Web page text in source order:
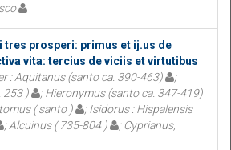
tres prosperi: primus et ij.us de
vita: tercius de viciis et virtutibus
: Aquitanus (santo ca. 390-463)
;
253 )
; Hieronymus (santo ca. 347-419)
( santo )
; Isidorus : Hispalensis
; Alcuinus ( 735-804 )
; Cyprianus,